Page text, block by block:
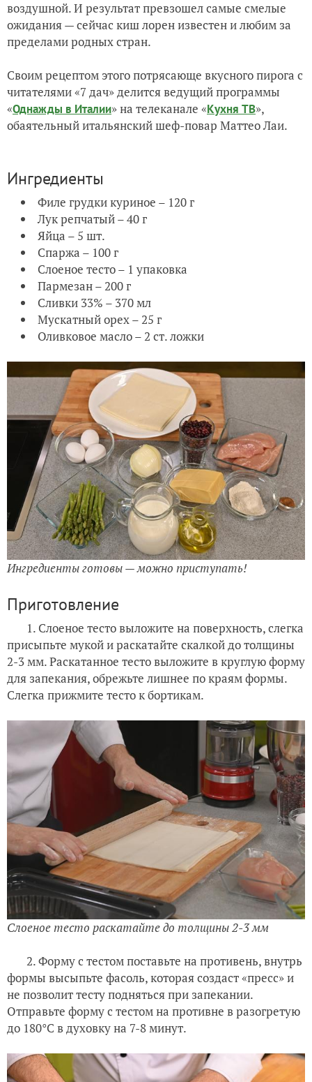
воздушной. И результат превзошел самые смелые
ожидания — сейчас киш лорен известен и любим за
пределами родных стран.
Своим рецептом этого потрясающе вкусного пирога с
читателями «7 дач» делится ведущий программы
«Однажды в Италии» на телеканале «Кухня ТВ»,
обаятельный итальянский шеф-повар Маттео Лаи.
Ингредиенты
Филе грудки куриное – 120 г
Лук репчатый – 40 г
Яйца – 5 шт.
Спаржа – 100 г
Слоеное тесто – 1 упаковка
Пармезан – 200 г
Сливки 33% – 370 мл
Мускатный орех – 25 г
Оливковое масло – 2 ст. ложки
Ингредиенты готовы — можно приступать!
Приготовление
1. Слоеное тесто выложите на поверхность, слегка
присыпьте мукой и раскатайте скалкой до толщины
2-3 мм. Раскатанное тесто выложите в круглую форму
для запекания, обрежьте лишнее по краям формы.
Слегка прижмите тесто к бортикам.
Слоеное тесто раскатайте до толщины 2-3 мм
2. Форму с тестом поставьте на противень, внутрь
формы высыпьте фасоль, которая создаст «пресс» и
не позволит тесту подняться при запекании.
Отправьте форму с тестом на противне в разогретую
до 180°C в духовку на 7-8 минут.